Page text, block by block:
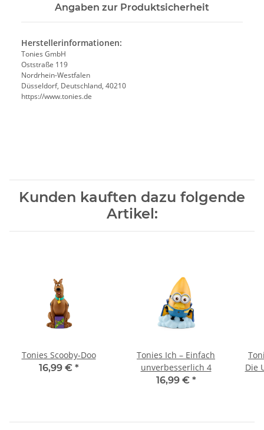
Angaben zur Produktsicherheit
Herstellerinformationen:
Tonies GmbH
Oststraße 119
Nordrhein-Westfalen
Düsseldorf, Deutschland, 40210
https://www.tonies.de
Kunden kauften dazu folgende
Artikel:
Tonies Scooby-Doo
16,99 € *
Tonies Ich – Einfach
unverbesserlich 4
16,99 € *
Die